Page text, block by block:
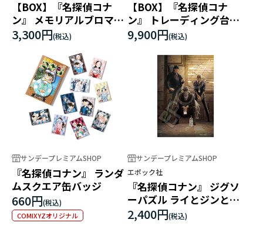
【BOX】『名探偵コナ
ン』 メモリアルブロマイ
ドコレクション vol.2
3,300円
【BOX】『名探偵コナ
ン』 トレーディング台詞
付きアクリルブロック
vol.1
9,900円
サンデープレミアムSHOP
『名探偵コナン』 ランダ
ムスクエア缶バッジ
660円
COMIXYZオリジナル
サンデープレミアムSHOP
エポック社
『名探偵コナン』 ジグソ
ーパズル ライとジンとバ
ーボン
2,400円